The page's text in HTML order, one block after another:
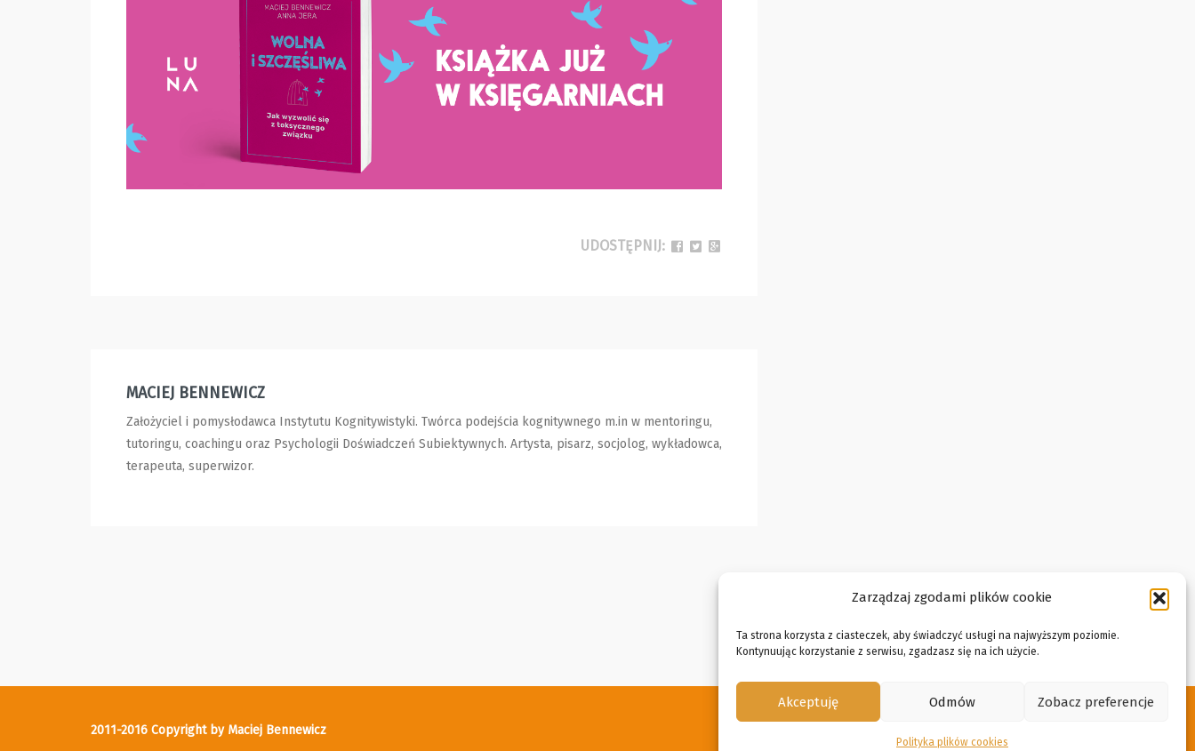
Zarządzaj zgodami plików cookie
Ta strona korzysta z ciasteczek, aby świadczyć usługi na najwyższym poziomie.
Kontynuując korzystanie z serwisu, zgadzasz się na ich użycie.
Akceptuję Odmów Zobacz preferencje
Polityka plików cookies
UDOSTĘPNIJ:
MACIEJ BENNEWICZ
Założyciel i pomysłodawca Instytutu Kognitywistyki. Twórca podejścia kognitywnego m.in w mentoringu,
tutoringu, coachingu oraz Psychologii Doświadczeń Subiektywnych. Artysta, pisarz, socjolog, wykładowca,
terapeuta, superwizor.
2011-2016 Copyright by Maciej Bennewicz